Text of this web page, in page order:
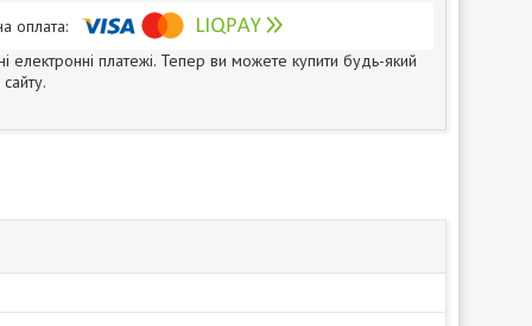
електронні платежі. Тепер ви можете купити будь-який